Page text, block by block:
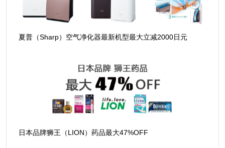
夏普（Sharp）空气净化器最新机型最大立减2000日元
日本品牌狮王（LION）药品最大47%OFF